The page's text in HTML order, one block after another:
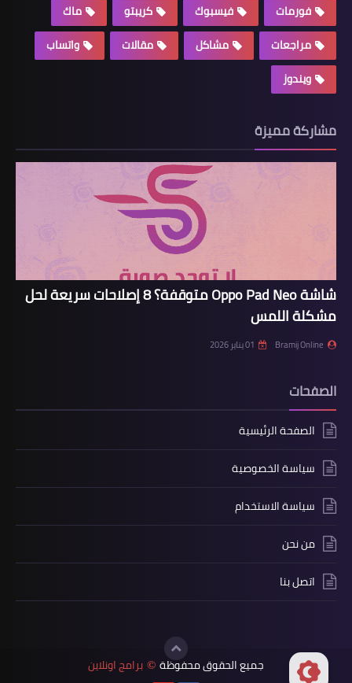
فورمات
فيسبوك كريبتو
ماك
مراجعات
مشاكل مقالات
واتساب
ويندوز
مشاركة مميزة
شاشة Oppo Pad Neo متوقفة؟ 8 إصلاحات سريعة لحل
مشكلة اللمس
Bramij Online 01 يناير 2026
الصفحات
الصفحة الرئيسية
سياسة الخصوصية
سياسة الاستخدام
من نحن
اتصل بنا
جميع الحقوق محفوظة © برامج اونلاين